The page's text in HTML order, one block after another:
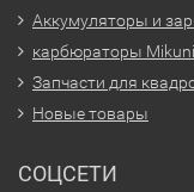
Аккумуляторы и
карбюраторы Mikuni
Запчасти для
Новые товары
СОЦСЕТИ